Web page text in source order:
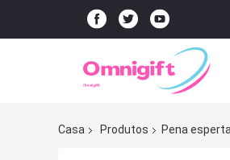
Casa Produtos Pena